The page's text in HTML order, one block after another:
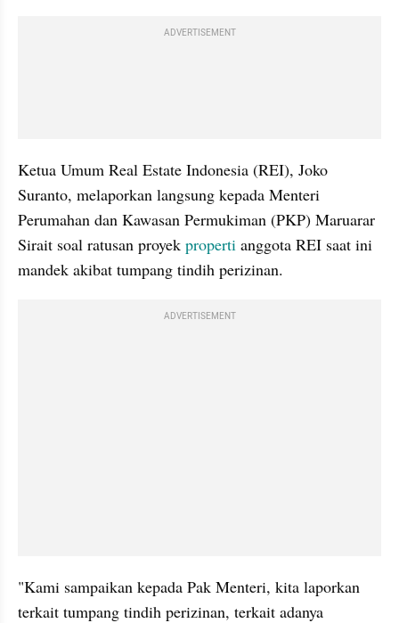
ADVERTISEMENT
Ketua Umum Real Estate Indonesia (REI), Joko
Suranto, melaporkan langsung kepada Menteri
Perumahan dan Kawasan Permukiman (PKP) Maruarar
Sirait soal ratusan proyek properti anggota REI saat ini
mandek akibat tumpang tindih perizinan.
ADVERTISEMENT
"Kami sampaikan kepada Pak Menteri, kita laporkan
terkait tumpang tindih perizinan, terkait adanya